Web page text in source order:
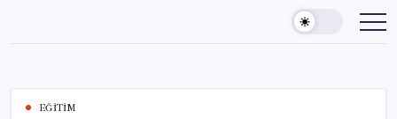
content
EĞITIM